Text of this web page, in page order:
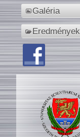
Galéria
Eredmények